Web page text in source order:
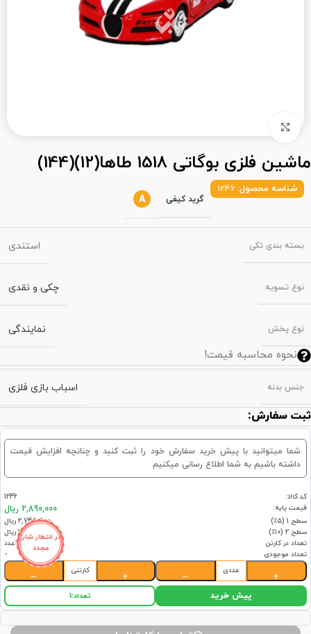
ماشین فلزی بوگاتی 1518 طاها(12)(144)
شناسه محصول: 1246
گرید کیفی A
بسته‌ بندی تکی استندی
نوع تسویه چکی و نقدی
نوع پخش نمایندگی
نحوه محاسبه قیمت!
جنس بدنه اسباب بازی فلزی
ثبت سفارش:
شما میتوانید با پیش خرید سفارش خود را ثبت کنید و چنانچه افزایش قیمت
داشته باشیم به شما اطلاع رسانی میکنیم
در انتظار شارژ
مجدد
کد کالا:
1246
قیمت پایه:
2,890,000 ریال
سطح 1 (۵٪)
2,745,500 ریال
سطح 2 (۱۰٪)
2,601,000 ریال
تعداد در کارتن
12عدد
تعداد موجودی
-
+
عددی
−
+
کارتنی
−
پیش خرید تعداد:1